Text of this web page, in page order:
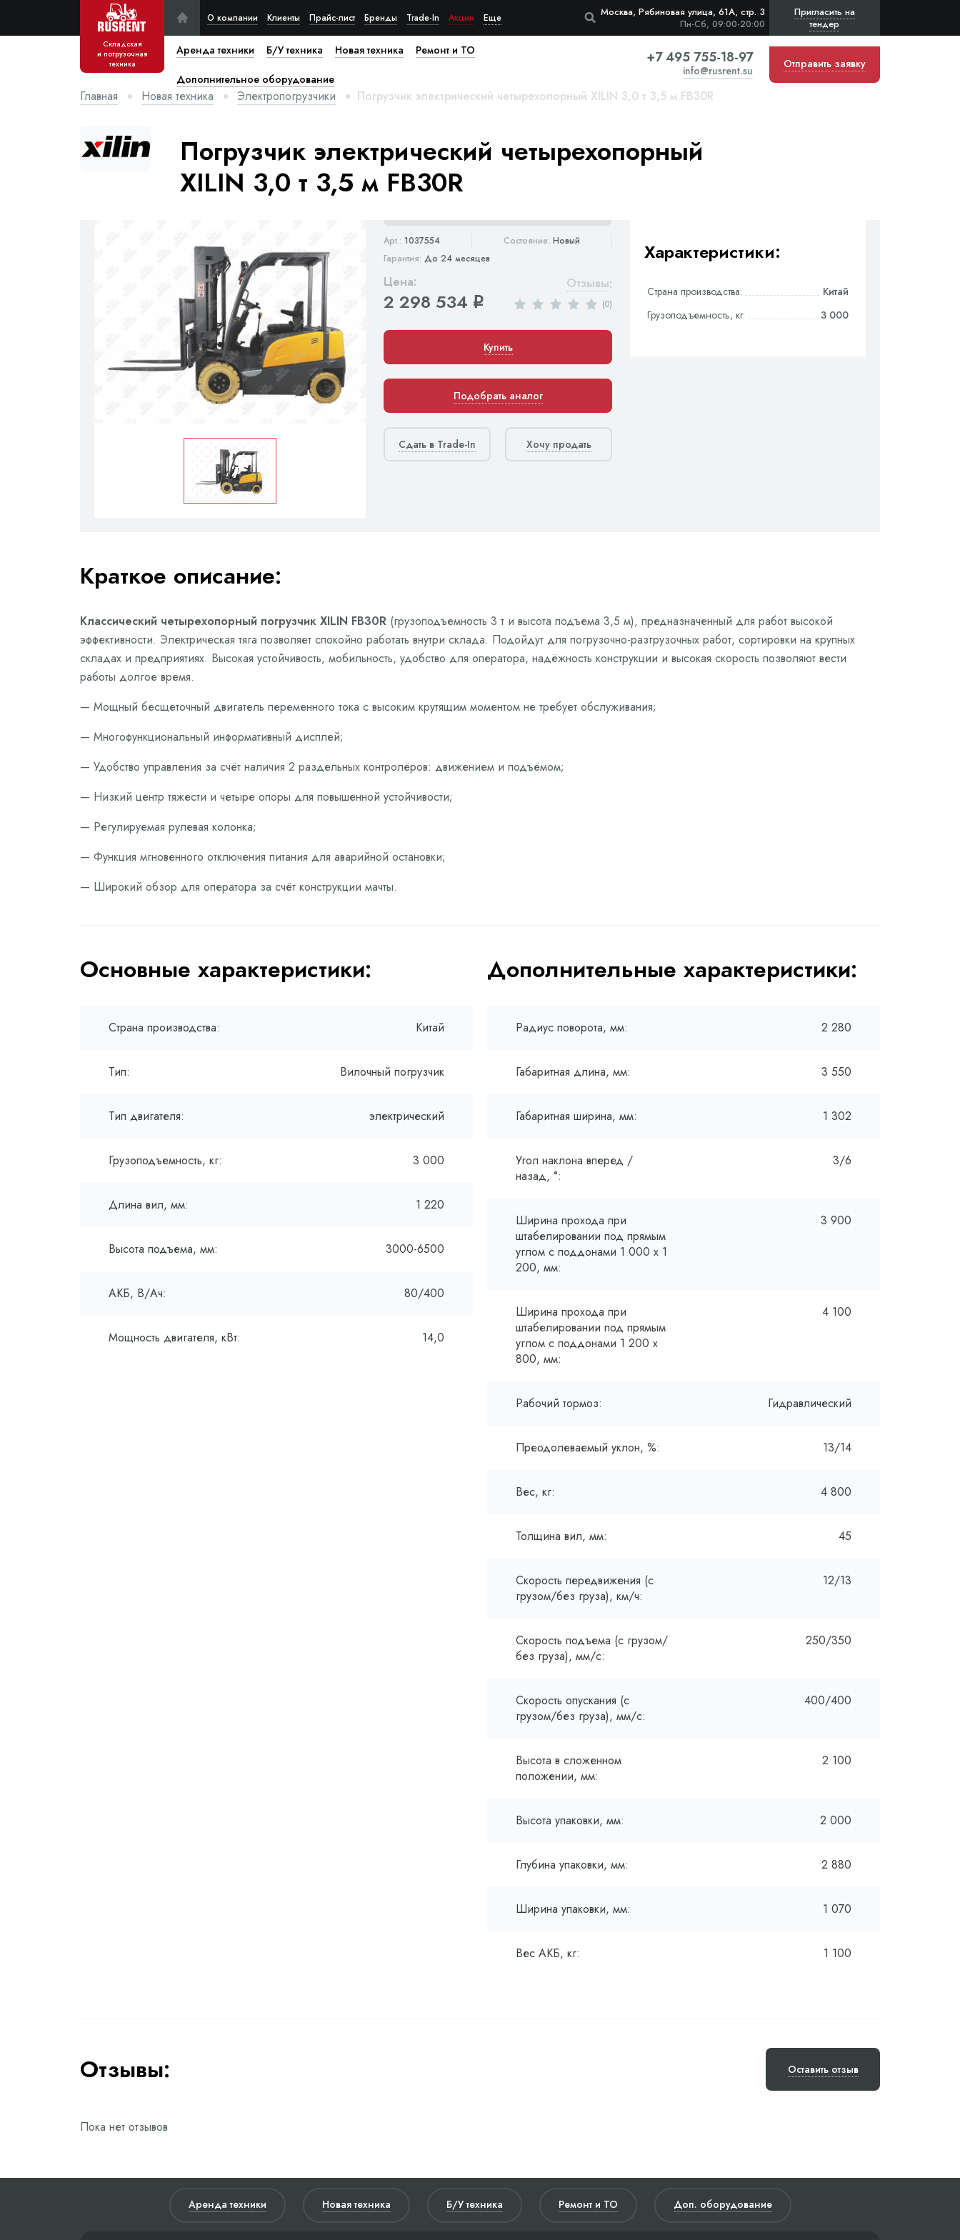
Складская
и погрузочная
техника
О компании Клиенты Прайс-лист Бренды Trade-In Акции Еще Москва, Рябиновая улица, 61А, стр. 3
Пн-Сб, 09:00-20:00
Пригласить на
тендер
Аренда техники Б/У техника Новая техника Ремонт и ТО
Дополнительное оборудование
+7 495 755-18-97
info@rusrent.su Отправить заявку
Главная Новая техника Электропогрузчики Погрузчик электрический четырехопорный XILIN 3,0 т 3,5 м FB30R
Погрузчик электрический четырехопорный
XILIN 3,0 т 3,5 м FB30R
Арт.: 1037554 Состояние: Новый
Гарантия: До 24 месяцев
Цена:
2 298 534 q
Отзывы:
(0)
Купить
Подобрать аналог
Сдать в Trade-In Хочу продать
Характеристики:
Страна производства:
Китай
Грузоподъемность, кг:
3 000
Краткое описание:
Классический четырехопорный погрузчик XILIN FB30R (грузоподъемность 3 т и высота подъема 3,5 м), предназначенный для работ высокой
эффективности. Электрическая тяга позволяет спокойно работать внутри склада. Подойдут для погрузочно-разгрузочных работ, сортировки на крупных
складах и предприятиях. Высокая устойчивость, мобильность, удобство для оператора, надёжность конструкции и высокая скорость позволяют вести
работы долгое время.
— Мощный бесщеточный двигатель переменного тока с высоким крутящим моментом не требует обслуживания;
— Многофункциональный информативный дисплей;
— Удобство управления за счёт наличия 2 раздельных контролёров: движением и подъёмом;
— Низкий центр тяжести и четыре опоры для повышенной устойчивости;
— Регулируемая рулевая колонка;
— Функция мгновенного отключения питания для аварийной остановки;
— Широкий обзор для оператора за счёт конструкции мачты.
Основные характеристики:
Страна производства: Китай
Тип: Вилочный погрузчик
Тип двигателя: электрический
Грузоподъемность, кг: 3 000
Длина вил, мм: 1 220
Высота подъема, мм: 3000-6500
АКБ, В/Ач: 80/400
Мощность двигателя, кВт: 14,0
Дополнительные характеристики:
Радиус поворота, мм: 2 280
Габаритная длина, мм: 3 550
Габаритная ширина, мм: 1 302
Угол наклона вперед /
назад, °:
3/6
Ширина прохода при
штабелировании под прямым
углом с поддонами 1 000 х 1
200, мм:
3 900
Ширина прохода при
штабелировании под прямым
углом с поддонами 1 200 x
800, мм:
4 100
Рабочий тормоз: Гидравлический
Преодолеваемый уклон, %: 13/14
Вес, кг: 4 800
Толщина вил, мм: 45
Скорость передвижения (с
грузом/без груза), км/ч:
12/13
Скорость подъема (с грузом/
без груза), мм/с:
250/350
Скорость опускания (с
грузом/без груза), мм/с:
400/400
Высота в сложенном
положении, мм:
2 100
Высота упаковки, мм: 2 000
Глубина упаковки, мм: 2 880
Ширина упаковки, мм: 1 070
Вес АКБ, кг: 1 100
Отзывы: Оставить отзыв
Пока нет отзывов
Аренда техники Новая техника Б/У техника Ремонт и ТО Доп. оборудование